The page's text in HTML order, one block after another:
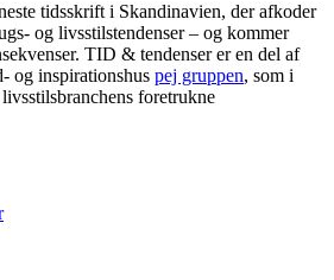
tidsskrift i Skandinavien, der afkoder
og livsstilstendenser – og kommer
TID & tendenser er en del af
og inspirationshus pej gruppen, som i
foretrukne